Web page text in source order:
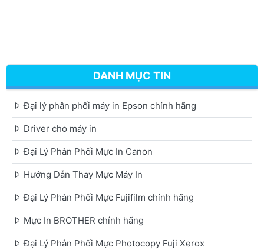
DANH MỤC TIN
Đại lý phân phối máy in Epson chính hãng
Driver cho máy in
Đại Lý Phân Phối Mực In Canon
Hướng Dẫn Thay Mực Máy In
Đại Lý Phân Phối Mực Fujifilm chính hãng
Mực In BROTHER chính hãng
Đại Lý Phân Phối Mực Photocopy Fuji Xerox